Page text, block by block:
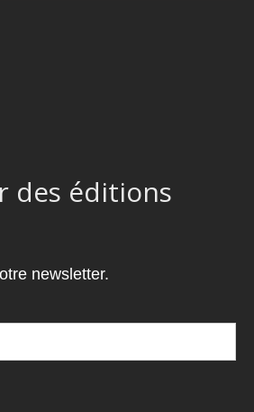
des éditions
newsletter.